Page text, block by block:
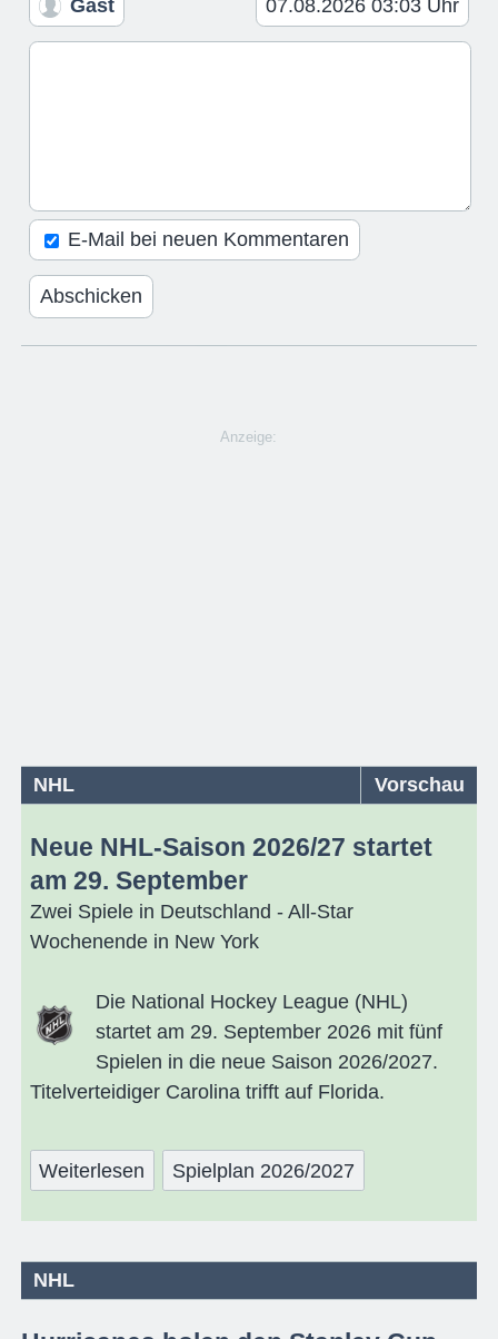
07.08.2026 03:03 Uhr
Gast
E-Mail bei neuen Kommentaren
Anzeige:
NHL Vorschau
Neue NHL-Saison 2026/27 startet
am 29. September
Zwei Spiele in Deutschland - All-Star
Wochenende in New York
Die National Hockey League (NHL)
startet am 29. September 2026 mit fünf
Spielen in die neue Saison 2026/2027.
Titelverteidiger Carolina trifft auf Florida.
Weiterlesen Spielplan 2026/2027
NHL